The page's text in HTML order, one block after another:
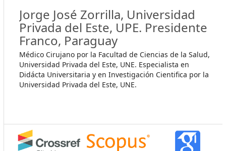
Jorge José Zorrilla, Universidad
Privada del Este, UPE. Presidente
Franco, Paraguay
Médico Cirujano por la Facultad de Ciencias de la Salud,
Universidad Privada del Este, UNE. Especialista en
Didácta Universitaria y en Investigación Cientifica por la
Universidad Privada del Este, UNE.